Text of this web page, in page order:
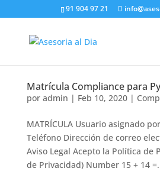
91 904 97 21
Matrícula Compliance para
por admin | Feb 10, 2020|
MATRÍCULA Usuario asignado
Teléfono Dirección de correo
Aviso Legal Acepto la Política de
de Privacidad) Number 15 + 14